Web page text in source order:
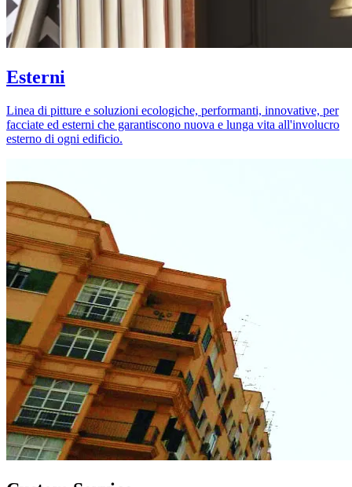
Esterni
Linea di pitture e soluzioni ecologiche, performanti, innovative, per
facciate ed esterni che garantiscono nuova e lunga vita all'involucro
esterno di ogni edificio.